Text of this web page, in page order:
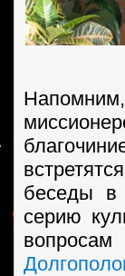
беседы в
серию